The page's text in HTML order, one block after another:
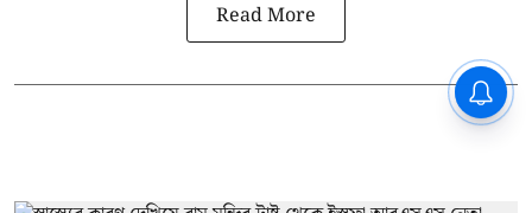
Read More
CPIM: ৬০ লক্ষ নাম বিবেচনাধীন রেখে